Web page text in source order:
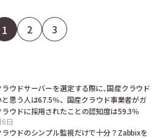
1 2 3
ウドサーバーを選定する際に､国産クラウド
と思う人は67.5％、国産クラウド事業者がガ
ラウドに採用されたことの認知度は59.3％
日
ラウドのシンプル監視だけで十分？Zabbixを